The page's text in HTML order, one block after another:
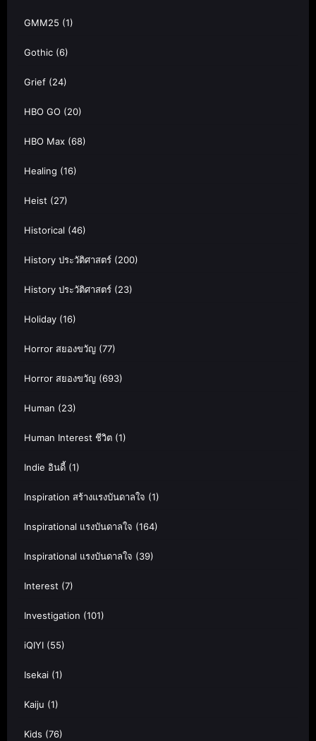
GMM25 (1)
Gothic (6)
Grief (24)
HBO GO (20)
HBO Max (68)
Healing (16)
Heist (27)
Historical (46)
History ประวัติศาสตร์ (200)
History ประวัติศาสตร์ (23)
Holiday (16)
Horror สยองขวัญ (77)
Horror สยองขวัญ (693)
Human (23)
Human Interest ชีวิต (1)
Indie อินดี้ (1)
Inspiration สร้างแรงบันดาลใจ (1)
Inspirational แรงบันดาลใจ (164)
Inspirational แรงบันดาลใจ (39)
Interest (7)
Investigation (101)
iQIYI (55)
Isekai (1)
Kaiju (1)
Kids (76)